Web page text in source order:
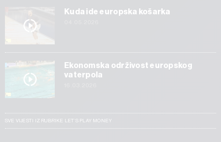
Kuda ide europska košarka
Ekonomska održivost europskog
vaterpola
SVE VIJESTI IZ RUBRIKE LET’S PLAY MONEY